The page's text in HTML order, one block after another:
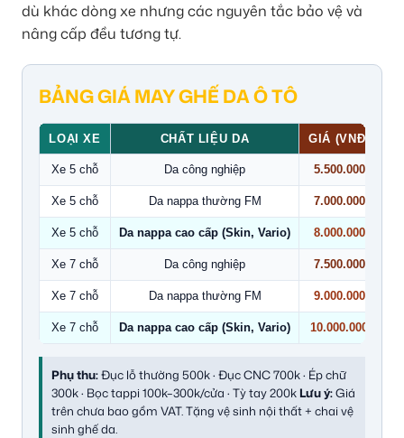
dù khác dòng xe nhưng các nguyên tắc bảo vệ và
nâng cấp đều tương tự.
BẢNG GIÁ MAY GHẾ DA Ô TÔ
LOẠI XE CHẤT LIỆU DA GIÁ (VNĐ)
Xe 5 chỗ Da công nghiệp 5.500.000
Xe 5 chỗ Da nappa thường FM 7.000.000
Xe 5 chỗ Da nappa cao cấp (Skin, Vario) 8.000.000
Xe 7 chỗ Da công nghiệp 7.500.000
Xe 7 chỗ Da nappa thường FM 9.000.000
Xe 7 chỗ Da nappa cao cấp (Skin, Vario) 10.000.000
Phụ thu:Đục lỗ thường 500k · Đục CNC 700k · Ép chữ
300k · Bọc tappi 100k–300k/cửa · Tỳ tay 200kLưu ý:Giá
trên chưa bao gồm VAT. Tặng vệ sinh nội thất + chai vệ
sinh ghế da.